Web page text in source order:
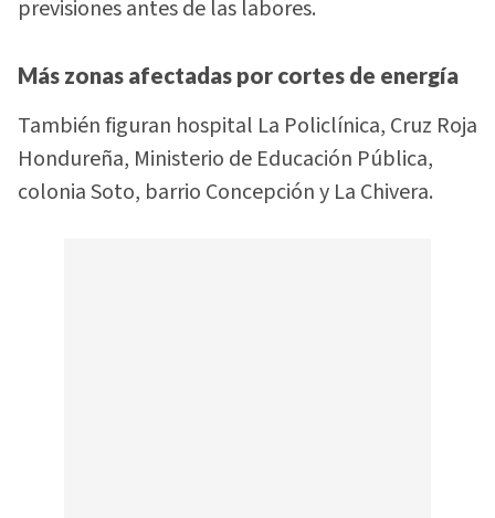
previsiones antes de las labores.
Más zonas afectadas por cortes de energía
También figuran hospital La Policlínica, Cruz Roja
Hondureña, Ministerio de Educación Pública,
colonia Soto, barrio Concepción y La Chivera.